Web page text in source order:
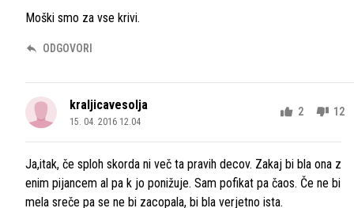
Moški smo za vse krivi.
ODGOVORI
kraljicavesolja
15. 04. 2016 12.04
2 12
Ja,itak, če sploh skorda ni več ta pravih decov. Zakaj bi bla ona z
enim pijancem al pa k jo ponižuje. Sam pofikat pa čaos. Če ne bi
mela sreče pa se ne bi zacopala, bi bla verjetno ista.